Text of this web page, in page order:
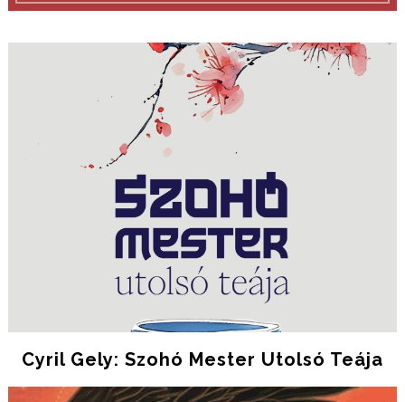
Cyril Gely: Szohó Mester Utolsó Teája